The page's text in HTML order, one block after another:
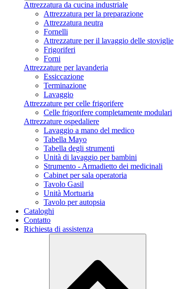
Attrezzatura da cucina industriale
Attrezzatura per la preparazione
Attrezzatura neutra
Fornelli
Attrezzature per il lavaggio delle stoviglie
Frigoriferi
Forni
Attrezzature per lavanderia
Essiccazione
Terminazione
Lavaggio
Attrezzature per celle frigorifere
Celle frigorifere completamente modulari
Attrezzature ospedaliere
Lavaggio a mano del medico
Tabella Mayo
Tabella degli strumenti
Unità di lavaggio per bambini
Strumento - Armadietto dei medicinali
Cabinet per sala operatoria
Tavolo Gasil
Unità Mortuaria
Tavolo per autopsia
Cataloghi
Contatto
Richiesta di assistenza